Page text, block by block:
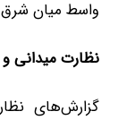
واسط میان شرق
نظارت میدانی
گزارش‌های